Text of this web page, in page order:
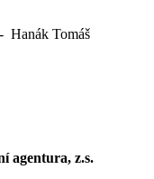
- Hanák Tomáš
agentura, z.s.